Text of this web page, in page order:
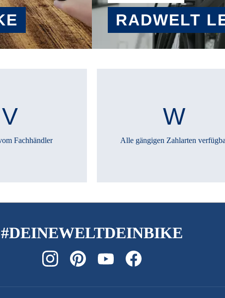
RADWELT
MEHR ERFAHREN
Fachhändler Alle gängigen Zahlarten
#DEINEWELTDEINBIKE